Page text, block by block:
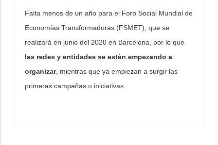
Falta menos de un año para el Foro Social Mundial de
Economías Transformadoras (FSMET), que se
realizará en junio del 2020 en Barcelona, por lo que
las redes y entidades se están empezando a
organizar, mientras que ya empiezan a surgir las
primeras campañas o iniciativas.